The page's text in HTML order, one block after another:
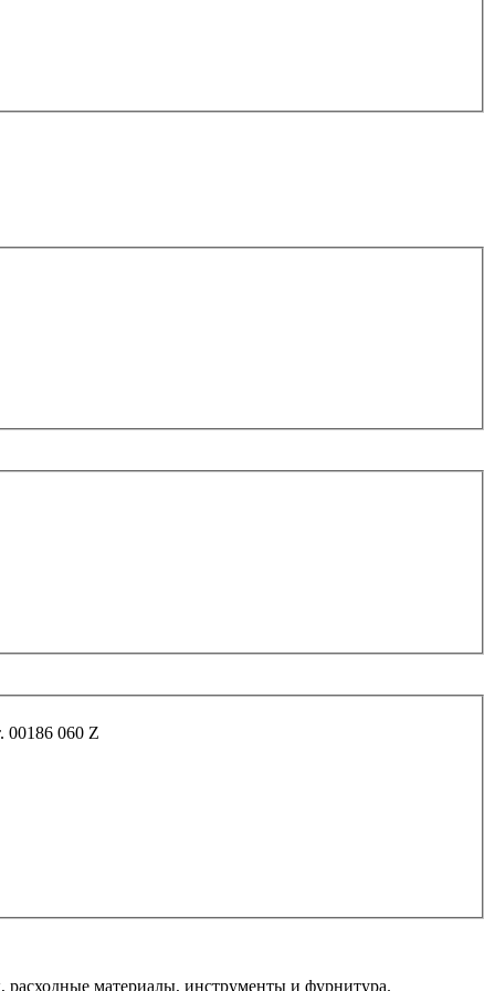
плоский 60*10мм (оцинк.) арт. 00186 060 Z
материалы, инструменты и фурнитура.